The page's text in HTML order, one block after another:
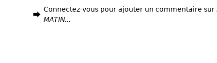
Connectez-vous pour ajouter un commentaire sur
MATIN...